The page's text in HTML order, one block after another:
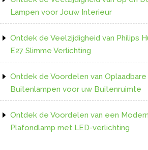
Lampen voor Jouw Interieur
Ontdek de Veelzijdigheid van Philips
E27 Slimme Verlichting
Ontdek de Voordelen van Oplaadbare
Buitenlampen voor uw Buitenruimte
Ontdek de Voordelen van een
Plafondlamp met LED-verlichting